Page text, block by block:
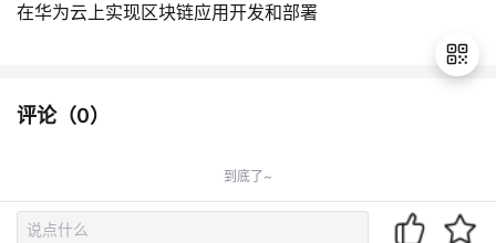
在华为云上实现区块链应用开发和部署
评论（0）
到底了~